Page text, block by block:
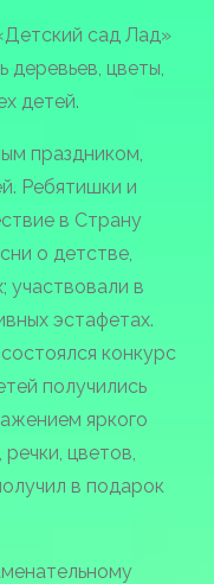
сад Лад»
деревьев, цветы,
детей.
праздником,
Ребятишки и
в Страну
о детстве,
участвовали в
эстафетах.
конкурс
получились
яркого
цветов,
в подарок